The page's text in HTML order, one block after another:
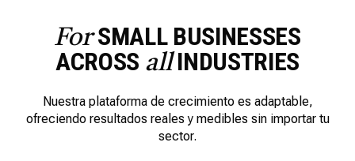
ForSMALL BUSINESSES
ACROSS allINDUSTRIES
Nuestra plataforma de crecimiento es adaptable,
ofreciendo resultados reales y medibles sin importar tu
sector.